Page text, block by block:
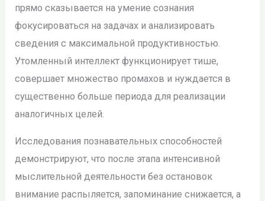
прямо сказывается на умение сознания
фокусироваться на задачах и анализировать
сведения с максимальной продуктивностью.
Утомленный интеллект функционирует тише,
совершает множество промахов и нуждается в
существенно больше периода для реализации
аналогичных целей.
Исследования познавательных способностей
демонстрируют, что после этапа интенсивной
мыслительной деятельности без остановок
внимание распыляется, запоминание снижается, а